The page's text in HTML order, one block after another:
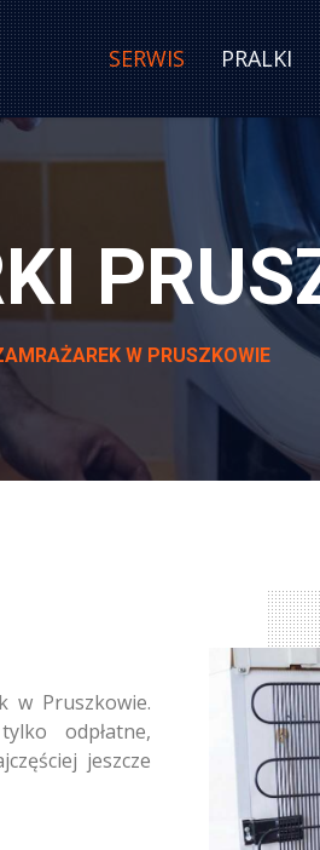
SERWIS PRALKI
W PRUSZKOWIE
w Pruszkowie.
odpłatne,
jeszcze